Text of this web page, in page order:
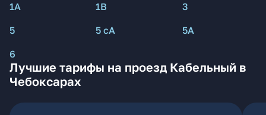
1А
1В
3
5
5 сА
5А
6
Лучшие тарифы на проезд Кабельный в
Чебоксарах